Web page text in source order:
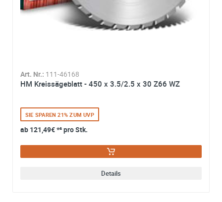
abgeschlossener Bearbeitung Ihrer Anfrage gelöscht. Sie
können Ihre Einwilligung jederzeit für die Zukunft per E-
widerrufen. Detaillierte Informationen zum Umgang mit
Art. Nr.: 111-46168
HM Kreissägeblatt - 450 x 3.5/2.5 x 30 Z66 WZ
SIE SPAREN 21% ZUM UVP
ab 121,49€*² pro Stk.
Details